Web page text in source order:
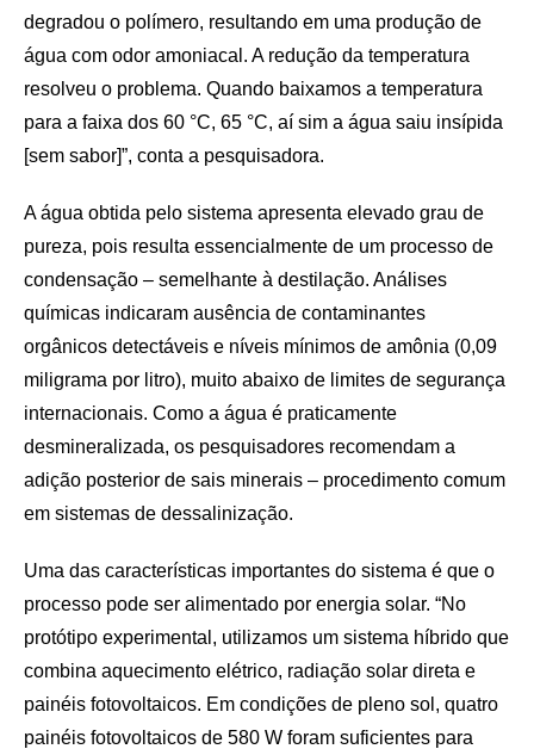
degradou o polímero, resultando em uma produção de
água com odor amoniacal. A redução da temperatura
resolveu o problema. Quando baixamos a temperatura
para a faixa dos 60 °C, 65 °C, aí sim a água saiu insípida
[sem sabor]”, conta a pesquisadora.
A água obtida pelo sistema apresenta elevado grau de
pureza, pois resulta essencialmente de um processo de
condensação – semelhante à destilação. Análises
químicas indicaram ausência de contaminantes
orgânicos detectáveis e níveis mínimos de amônia (0,09
miligrama por litro), muito abaixo de limites de segurança
internacionais. Como a água é praticamente
desmineralizada, os pesquisadores recomendam a
adição posterior de sais minerais – procedimento comum
em sistemas de dessalinização.
Uma das características importantes do sistema é que o
processo pode ser alimentado por energia solar. “No
protótipo experimental, utilizamos um sistema híbrido que
combina aquecimento elétrico, radiação solar direta e
painéis fotovoltaicos. Em condições de pleno sol, quatro
painéis fotovoltaicos de 580 W foram suficientes para